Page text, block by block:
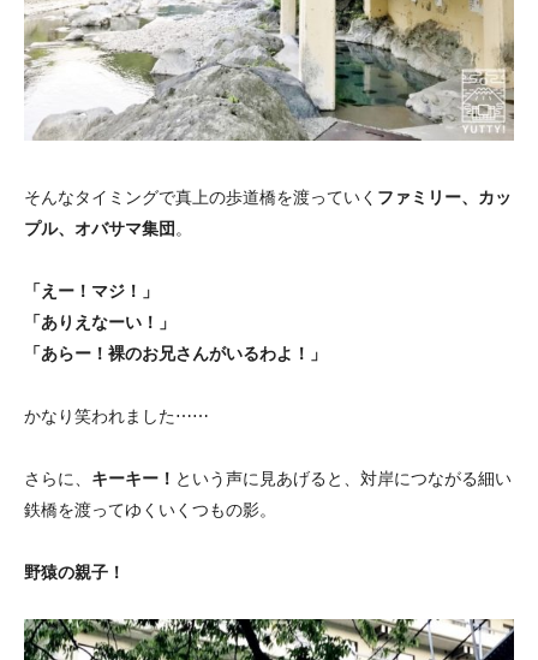
そんなタイミングで真上の歩道橋を渡っていく ファミリー、カッ
プル、オバサマ集団 。
「えー！マジ！」
「ありえなーい！」
「あらー！裸のお兄さんがいるわよ！」
かなり笑われました⋯⋯
さらに、 キーキー！ という声に見あげると、対岸につながる細い
鉄橋を渡ってゆくいくつもの影。
野猿の親子！